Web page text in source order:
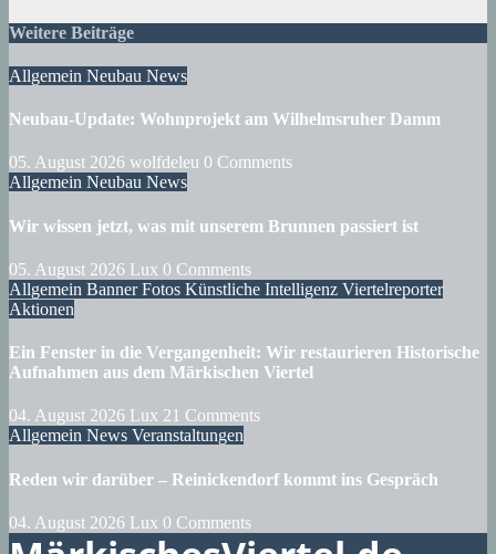
Weitere Beiträge
Allgemein Neubau News
Neubau-Update: Wohnprojekt am Wilhelmsruher Damm
05. August 2026 wolfdeleu 0 Comments
Allgemein Neubau News
Wir wissen jetzt, was mit unserem Brunnen passiert ist
05. August 2026 Lux 0 Comments
Allgemein BannerFotos Künstliche Intelligenz Viertelreporter
Aktionen
Ein Fenster in die Vergangenheit: Wir restaurieren Historische
Aufnahmen aus dem Märkischen Viertel
04. August 2026 Lux 21 Comments
Allgemein News Veranstaltungen
Reden wir darüber – Reinickendorf kommt ins Gespräch
04. August 2026 Lux 0 Comments